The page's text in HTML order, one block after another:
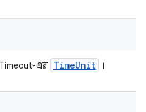
এর TimeUnit ।